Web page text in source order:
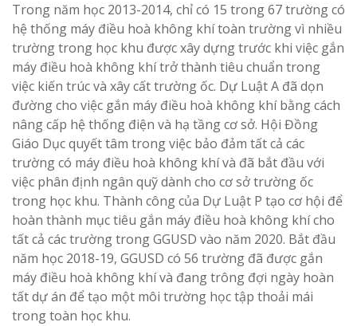
Trong năm học 2013-2014, chỉ có 15 trong 67 trường có
hệ thống máy điều hoà không khí toàn trường vì nhiều
trường trong học khu được xây dựng trước khi việc gắn
máy điều hoà không khí trở thành tiêu chuẩn trong
việc kiến trúc và xây cất trường ốc. Dự Luật A đã dọn
đường cho việc gắn máy điều hoà không khí bằng cách
nâng cấp hệ thống điện và hạ tầng cơ sở. Hội Đồng
Giáo Dục quyết tâm trong việc bảo đảm tất cả các
trường có máy điều hoà không khí và đã bắt đầu với
việc phân định ngân quỹ dành cho cơ sở trường ốc
trong học khu. Thành công của Dự Luật P tạo cơ hội để
hoàn thành mục tiêu gắn máy điều hoà không khí cho
tất cả các trường trong GGUSD vào năm 2020. Bắt đầu
năm học 2018-19, GGUSD có 56 trường đã được gắn
máy điều hoà không khí và đang trông đợi ngày hoàn
tất dự án để tạo một môi trường học tập thoải mái
trong toàn học khu.